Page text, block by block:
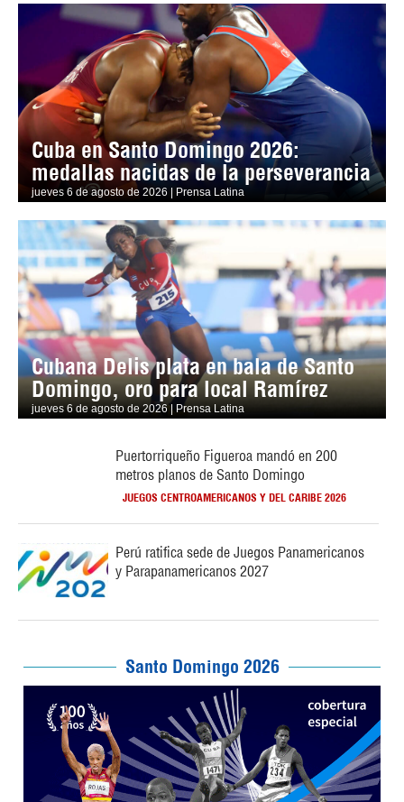
Cuba en Santo Domingo 2026:
medallas nacidas de la perseverancia
jueves 6 de agosto de 2026 | Prensa Latina
Cubana Delis plata en bala de Santo
Domingo, oro para local Ramírez
jueves 6 de agosto de 2026 | Prensa Latina
Puertorriqueño Figueroa mandó en 200
metros planos de Santo Domingo
JUEGOS CENTROAMERICANOS Y DEL CARIBE 2026
Perú ratifica sede de Juegos Panamericanos
y Parapanamericanos 2027
Santo Domingo 2026